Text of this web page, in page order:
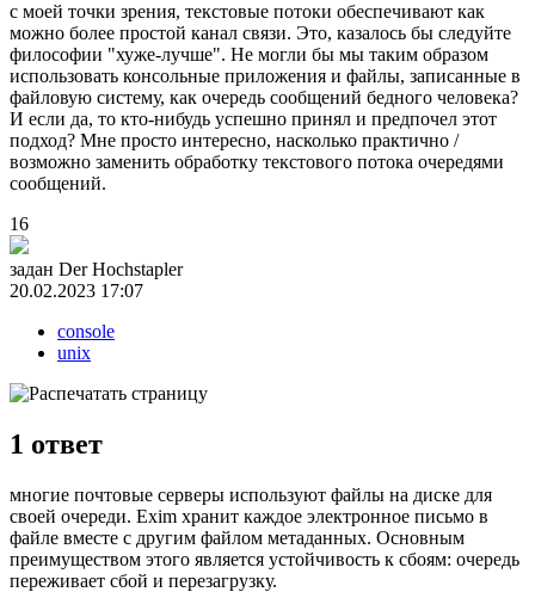
с моей точки зрения, текстовые потоки обеспечивают как
можно более простой канал связи. Это, казалось бы следуйте
философии "хуже-лучше". Не могли бы мы таким образом
использовать консольные приложения и файлы, записанные в
файловую систему, как очередь сообщений бедного человека?
И если да, то кто-нибудь успешно принял и предпочел этот
подход? Мне просто интересно, насколько практично /
возможно заменить обработку текстового потока очередями
сообщений.
16
задан Der Hochstapler
20.02.2023 17:07
console
unix
1 ответ
многие почтовые серверы используют файлы на диске для
своей очереди. Exim хранит каждое электронное письмо в
файле вместе с другим файлом метаданных. Основным
преимуществом этого является устойчивость к сбоям: очередь
переживает сбой и перезагрузку.